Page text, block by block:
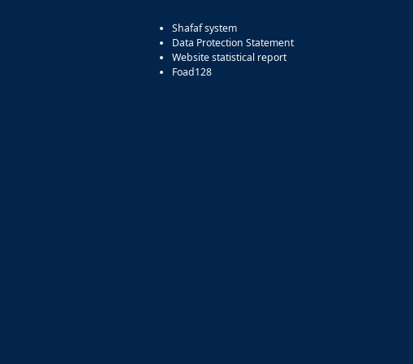
Shafaf system
Data Protection Statement
Website statistical report
Foad128